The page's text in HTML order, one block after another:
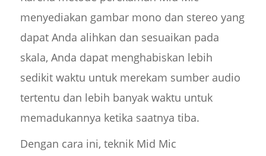
menyediakan gambar mono dan stereo yang
dapat Anda alihkan dan sesuaikan pada
skala, Anda dapat menghabiskan lebih
sedikit waktu untuk merekam sumber audio
tertentu dan lebih banyak waktu untuk
memadukannya ketika saatnya tiba.
Dengan cara ini, teknik Mid Mic